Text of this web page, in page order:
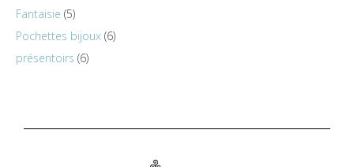
Fantaisie 5
Pochettes bijoux 6
présentoirs 6